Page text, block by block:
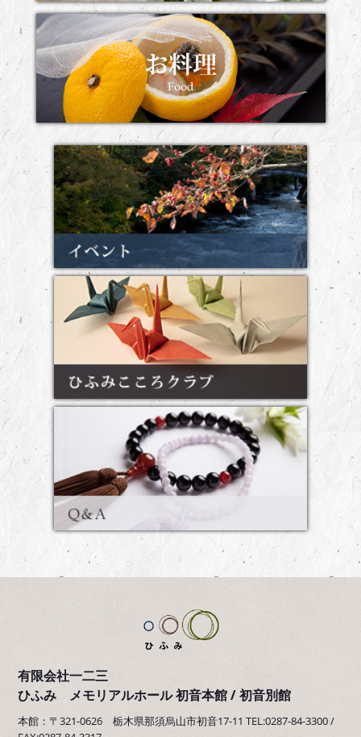
有限会社一二三
ひふみ メモリアルホール 初音本館 / 初音別館
本館：〒321-0626 栃木県那須烏山市初音17-11 TEL:0287-84-3300 /